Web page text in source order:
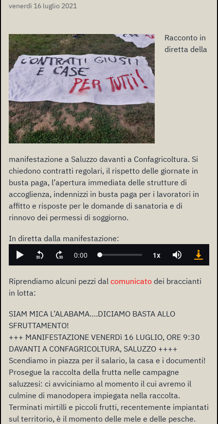
venerdì 16 luglio 2021
Racconto in
diretta della
manifestazione a Saluzzo davanti a Confagricoltura. Si
chiedono contratti regolari, il rispetto delle giornate in
busta paga, l’apertura immediata delle strutture di
accoglienza, indennizzi in busta paga per i lavoratori in
affitto e risposte per le domande di sanatoria e di
rinnovo dei permessi di soggiorno.
In diretta dalla manifestazione:
Riprendiamo alcuni pezzi dal comunicato dei braccianti
in lotta:
SIAM MICA L’ALABAMA….DICIAMO BASTA ALLO
SFRUTTAMENTO!
+++ MANIFESTAZIONE VENERDì 16 LUGLIO, ORE 9:30
DAVANTI A CONFAGRICOLTURA, SALUZZO ++++
Scendiamo in piazza per il salario, la casa e i documenti!
Prosegue la raccolta della frutta nelle campagne
saluzzesi: ci avviciniamo al momento il cui avremo il
culmine di manodopera impiegata nella raccolta.
Terminati mirtilli e piccoli frutti, recentemente impiantati
sul territorio, è il momento delle mele e delle pesche.